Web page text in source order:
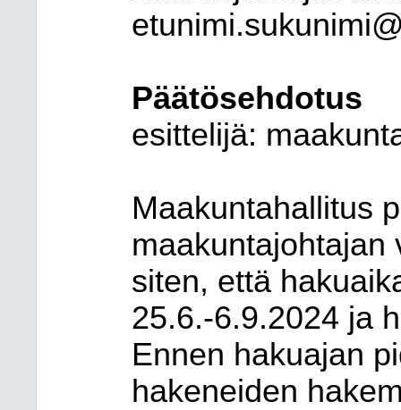
Päätösehdotus
esittelijä:
Maakuntahallitus
maakuntajohtajan
siten, että
25.6.-6.9.2024 ja
Ennen hakuajan
hakeneiden